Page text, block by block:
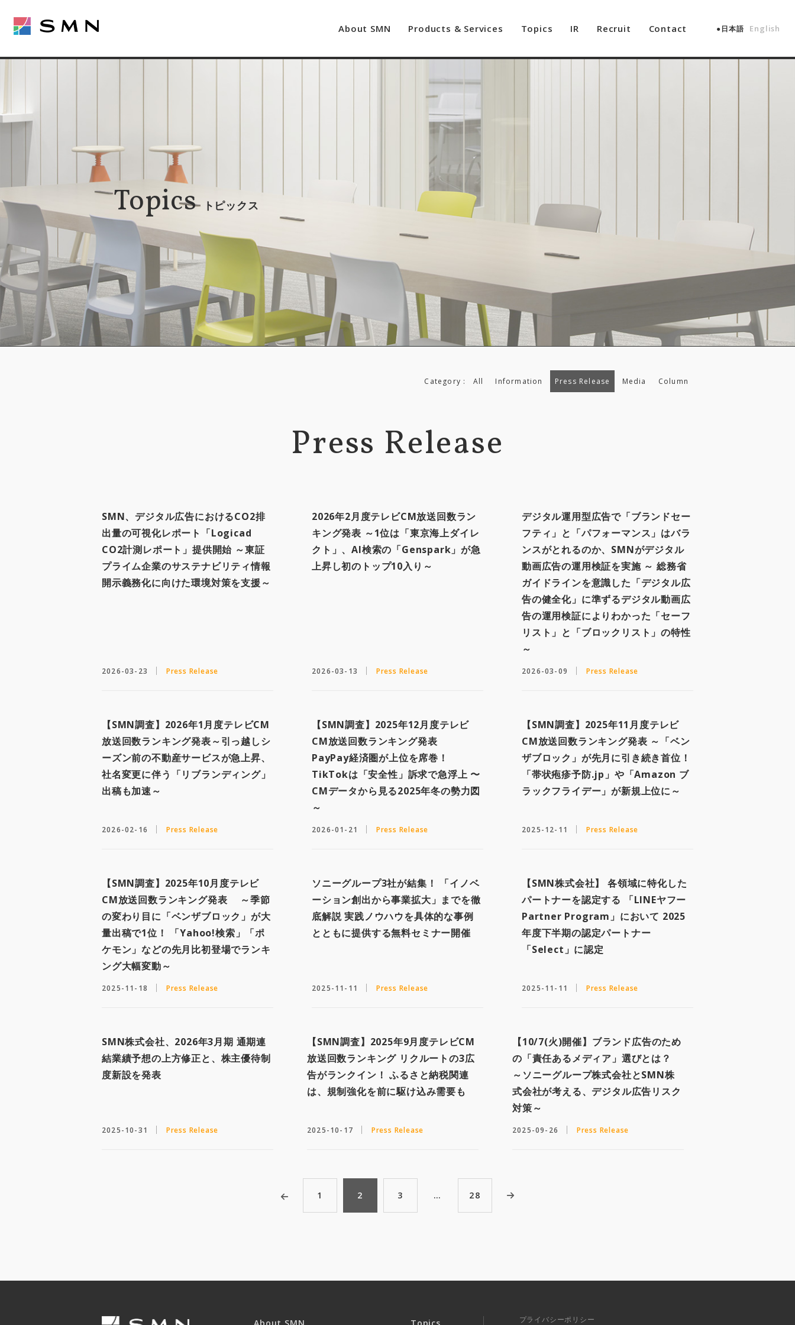
About SMN Products & Services Topics IR Recruit Contact 日本語 English
Topics トピックス
Category : All Information Press Release Media Column
Press Release
SMN、デジタル広告におけるCO2排
出量の可視化レポート「Logicad
CO2計測レポート」提供開始 ～東証
プライム企業のサステナビリティ情報
開示義務化に向けた環境対策を支援～
2026-03-23 Press Release
2026年2月度テレビCM放送回数ラン
キング発表 ～1位は「東京海上ダイレ
クト」、AI検索の「Genspark」が急
上昇し初のトップ10入り～
2026-03-13 Press Release
デジタル運用型広告で「ブランドセー
フティ」と「パフォーマンス」はバラ
ンスがとれるのか、SMNがデジタル
動画広告の運用検証を実施 ～ 総務省
ガイドラインを意識した「デジタル広
告の健全化」に準ずるデジタル動画広
告の運用検証によりわかった「セーフ
リスト」と「ブロックリスト」の特性
～
2026-03-09 Press Release
【SMN調査】2026年1月度テレビCM
放送回数ランキング発表～引っ越しシ
ーズン前の不動産サービスが急上昇、
社名変更に伴う「リブランディング」
出稿も加速～
2026-02-16 Press Release
【SMN調査】2025年12月度テレビ
CM放送回数ランキング発表
PayPay経済圏が上位を席巻！
TikTokは「安全性」訴求で急浮上 〜
CMデータから見る2025年冬の勢力図
～
2026-01-21 Press Release
【SMN調査】2025年11月度テレビ
CM放送回数ランキング発表 ～「ベン
ザブロック」が先月に引き続き首位！
「帯状疱疹予防.jp」や「Amazon ブ
ラックフライデー」が新規上位に～
2025-12-11 Press Release
【SMN調査】2025年10月度テレビ
CM放送回数ランキング発表 ～季節
の変わり目に「ベンザブロック」が大
量出稿で1位！ 「Yahoo!検索」「ポ
ケモン」などの先月比初登場でランキ
ング大幅変動～
2025-11-18 Press Release
ソニーグループ3社が結集！ 「イノベ
ーション創出から事業拡大」までを徹
底解説 実践ノウハウを具体的な事例
とともに提供する無料セミナー開催
2025-11-11 Press Release
【SMN株式会社】 各領域に特化した
パートナーを認定する 「LINEヤフー
Partner Program」において 2025
年度下半期の認定パートナー
「Select」に認定
2025-11-11 Press Release
SMN株式会社、2026年3月期 通期連
結業績予想の上方修正と、株主優待制
度新設を発表
2025-10-31 Press Release
【SMN調査】2025年9月度テレビCM
放送回数ランキング リクルートの3広
告がランクイン！ ふるさと納税関連
は、規制強化を前に駆け込み需要も
2025-10-17 Press Release
【10/7(火)開催】ブランド広告のため
の「責任あるメディア」選びとは？
～ソニーグループ株式会社とSMN株
式会社が考える、デジタル広告リスク
対策～
2025-09-26 Press Release
1 2 3 … 28
プライバシーポリシー